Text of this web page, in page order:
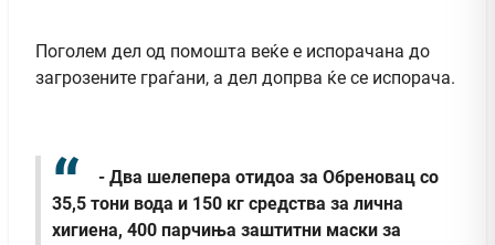
Поголем дел од помошта веќе е испорачана до
загрозените граѓани, а дел допрва ќе се испорача.
- Два шелепера отидоа за Обреновац со
35,5 тони вода и 150 кг средства за лична
хигиена, 400 парчиња заштитни маски за